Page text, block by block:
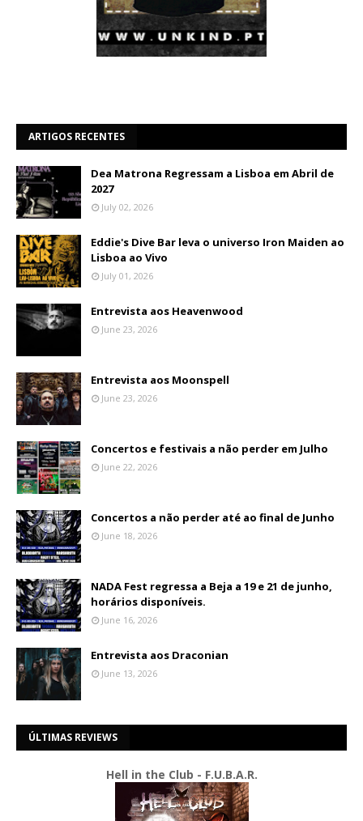
ARTIGOS RECENTES
Dea Matrona Regressam a Lisboa em Abril de
2027
July 02, 2026
Eddie's Dive Bar leva o universo Iron Maiden ao
Lisboa ao Vivo
July 01, 2026
Entrevista aos Heavenwood
June 23, 2026
Entrevista aos Moonspell
June 23, 2026
Concertos e festivais a não perder em Julho
June 22, 2026
Concertos a não perder até ao final de Junho
June 18, 2026
NADA Fest regressa a Beja a 19 e 21 de junho,
horários disponíveis.
June 16, 2026
Entrevista aos Draconian
June 13, 2026
ÚLTIMAS REVIEWS
Hell in the Club - F.U.B.A.R.